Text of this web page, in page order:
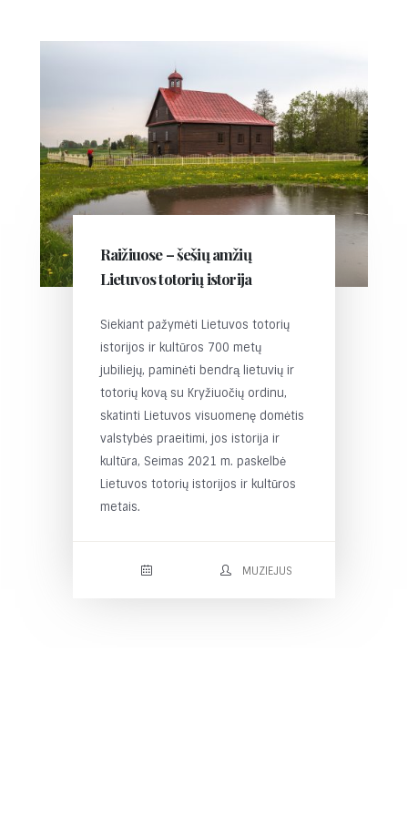
Raižiuose – šešių amžių
Lietuvos totorių istorija
Siekiant pažymėti Lietuvos totorių
istorijos ir kultūros 700 metų
jubiliejų, paminėti bendrą lietuvių ir
totorių kovą su Kryžiuočių ordinu,
skatinti Lietuvos visuomenę domėtis
valstybės praeitimi, jos istorija ir
kultūra, Seimas 2021 m. paskelbė
Lietuvos totorių istorijos ir kultūros
metais.
MUZIEJUS